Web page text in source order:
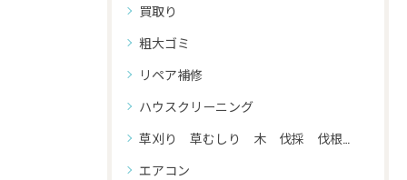
買取り
粗大ゴミ
リペア補修
ハウスクリーニング
草刈り 草むしり 木 伐採 伐根 剪定
エアコン